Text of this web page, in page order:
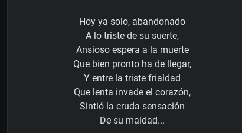
Hoy ya solo, abandonado
A lo triste de su suerte,
Ansioso espera a la muerte
Que bien pronto ha de llegar,
Y entre la triste frialdad
Que lenta invade el corazón,
Sintió la cruda sensación
De su maldad...